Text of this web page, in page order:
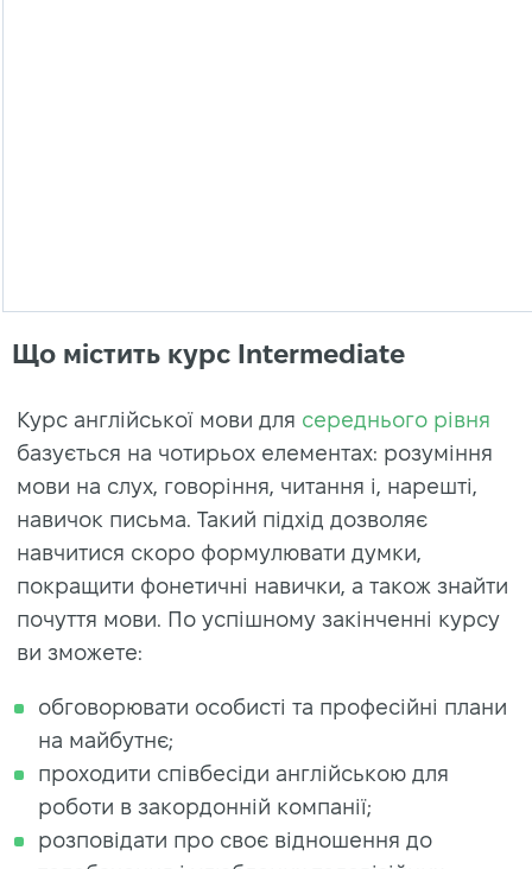
Що містить курс Intermediate
Курс англійської мови для середнього рівня
базується на чотирьох елементах: розуміння
мови на слух, говоріння, читання і, нарешті,
навичок письма. Такий підхід дозволяє
навчитися скоро формулювати думки,
покращити фонетичні навички, а також знайти
почуття мови. По успішному закінченні курсу
ви зможете:
обговорювати особисті та професійні плани
на майбутнє;
проходити співбесіди англійською для
роботи в закордонній компанії;
розповідати про своє відношення до